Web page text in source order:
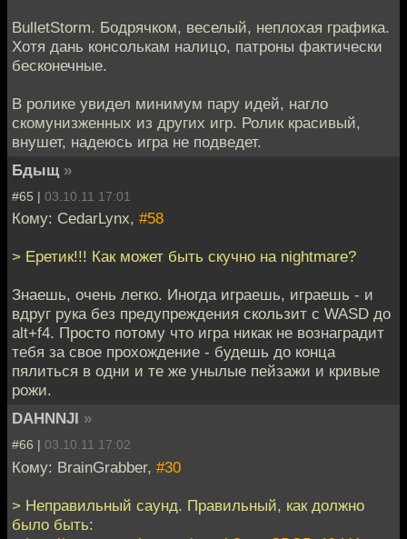
BulletStorm. Бодрячком, веселый, неплохая графика.
Хотя дань консолькам налицо, патроны фактически
бесконечные.
В ролике увидел минимум пару идей, нагло
скомунизженных из других игр. Ролик красивый,
внушет, надеюсь игра не подведет.
Бдыщ »
#65 | 03.10.11 17:01
Кому: CedarLynx, #58
> Еретик!!! Как может быть скучно на nightmare?
Знаешь, очень легко. Иногда играешь, играешь - и
вдруг рука без предупреждения скользит с WASD до
alt+f4. Просто потому что игра никак не вознаградит
тебя за свое прохождение - будешь до конца
пялиться в одни и те же унылые пейзажи и кривые
рожи.
DAHNNJI »
#66 | 03.10.11 17:02
Кому: BrainGrabber, #30
> Неправильный саунд. Правильный, как должно
было быть: